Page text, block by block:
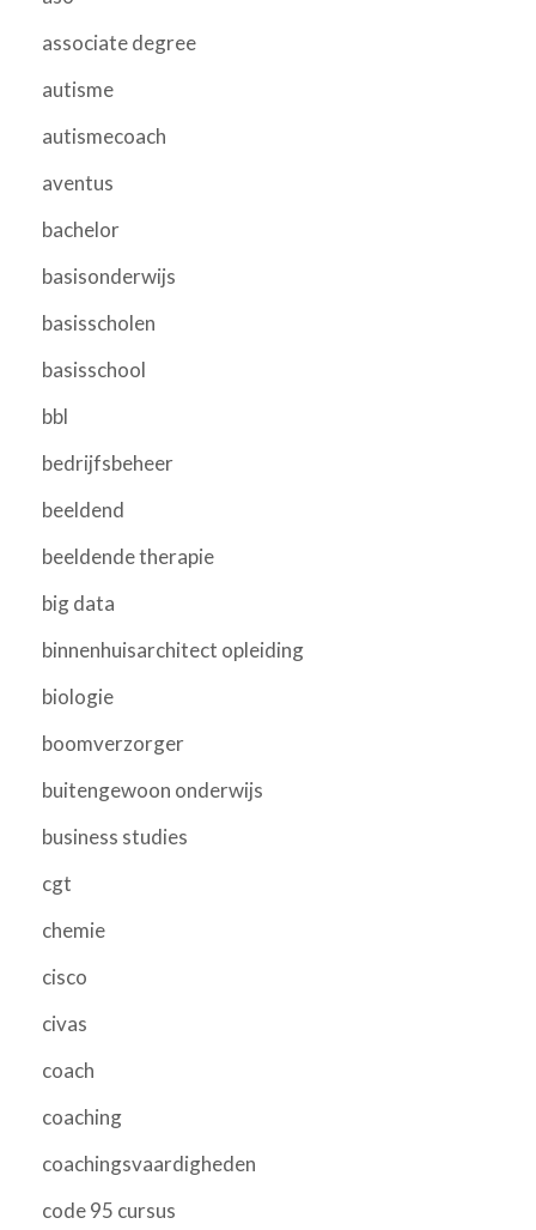
associate degree
autisme
autismecoach
aventus
bachelor
basisonderwijs
basisscholen
basisschool
bbl
bedrijfsbeheer
beeldend
beeldende therapie
big data
binnenhuisarchitect opleiding
biologie
boomverzorger
buitengewoon onderwijs
business studies
cgt
chemie
cisco
civas
coach
coaching
coachingsvaardigheden
code 95 cursus